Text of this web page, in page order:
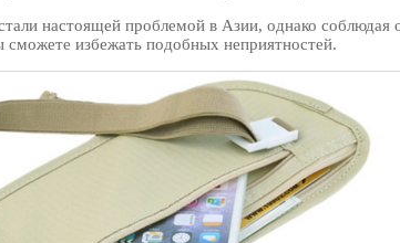
настоящей проблемой в Азии, однако соблюдая
сможете избежать подобных неприятностей.